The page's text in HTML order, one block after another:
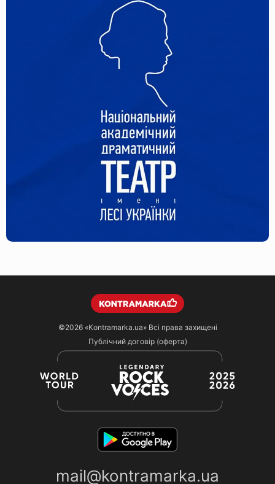
©2026 «Kontramarka.ua»Всі права захищені
Публічний договір (оферта)
mail@kontramarka.ua